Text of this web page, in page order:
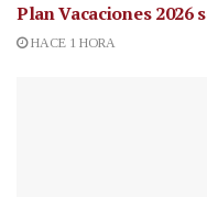
Plan Vacaciones 2026
HACE 1 HORA